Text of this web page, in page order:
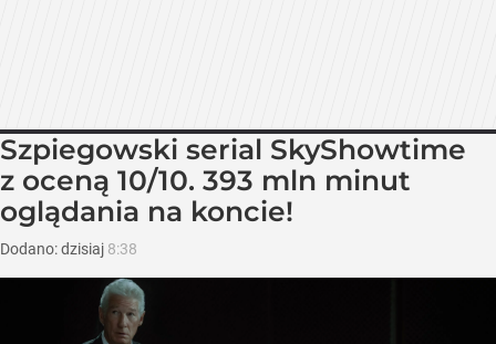
Szpiegowski serial SkyShowtime
z oceną 10/10. 393 mln minut
oglądania na koncie!
Dodano:dzisiaj 8:38